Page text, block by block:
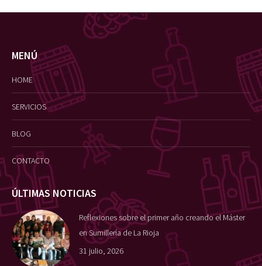
MENÚ
HOME
SERVICIOS
BLOG
CONTACTO
ÚLTIMAS NOTICIAS
Reflexiones sobre el primer año creando el Máster
en Sumillería de La Rioja
31 julio, 2026